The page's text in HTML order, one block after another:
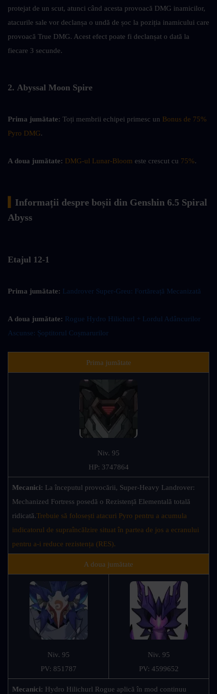
protejat de un scut, atunci când acesta provoacă DMG inamicilor,
atacurile sale vor declanșa o undă de șoc la poziția inamicului care
provoacă True DMG. Acest efect poate fi declanșat o dată la
fiecare 3 secunde.
2. Abyssal Moon Spire
Prima jumătate: Toți membrii echipei primesc un Bonus de 75%
Pyro DMG.
A doua jumătate: DMG-ul Lunar-Bloom este crescut cu 75%.
Informații despre boșii din Genshin 6.5 Spiral
Abyss
Etajul 12-1
Prima jumătate: Landrover Super-Greu: Fortăreață Mecanizată
A doua jumătate: Rogue Hydro Hilichurl + Lordul Adâncurilor
Ascunse: Șoptitorul Coșmarurilor
Prima jumătate
Niv. 95
HP: 3747864
Mecanici: La începutul provocării, Super-Heavy Landrover:
Mechanized Fortress posedă o Rezistență Elementală totală
ridicată.Trebuie să folosești atacuri Pyro pentru a acumula
indicatorul de supraîncălzire situat în partea de jos a ecranului
pentru a-i reduce rezistența (RES).
A doua jumătate
Niv. 95
PV: 851787
Niv. 95
PV: 4599652
Mecanici: Hydro Hilichurl Rogue aplică în mod continuu